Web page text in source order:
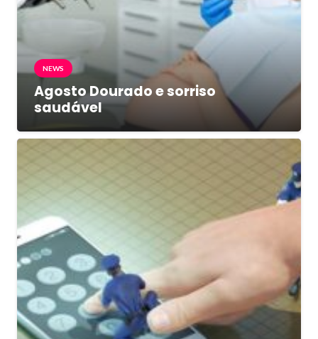
NEWS
Agosto Dourado e sorriso
saudável